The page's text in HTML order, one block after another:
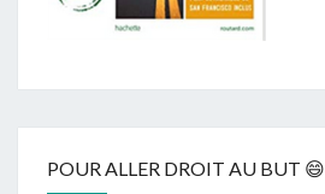
POUR ALLER DROIT AU BUT 😄